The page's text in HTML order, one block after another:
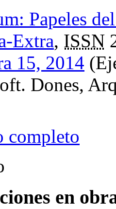
Papeles
Extra, ISSN
15, 2014
Dones,
completo
en